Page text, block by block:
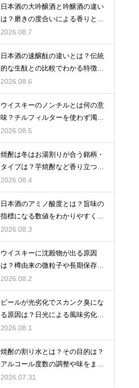
日本酒の大吟醸酒と吟醸酒の違い
は？磨きの度合いによる香りと味
の差を解説
2026.08.7
日本酒の速醸酛の違いとは？伝統
的な生酛との比較でわかる特徴を
解説
2026.08.6
ウイスキーのノンチルとは何の意
味？チルフィルターを使わず濁り
をあえて残す製法
2026.08.5
焼酎は冬はお湯割りが合う銘柄・
タイプは？芋焼酎など香り立つ本
格焼酎で体が温まる
2026.08.4
日本酒のアミノ酸度とは？旨味の
指標になる数値をわかりやすく解
説
2026.08.3
ウイスキーに沈殿物が出る原因
は？樽由来の微粒子や長期保存で
成分が析出するため
2026.08.2
ビールが光劣化でスカンク臭にな
る原因は？日光による風味劣化を
解説
2026.08.1
焼酎の割り水とは？その目的は？
アルコール度数の調整や味をまろ
やかにする効果を解説
2026.07.31